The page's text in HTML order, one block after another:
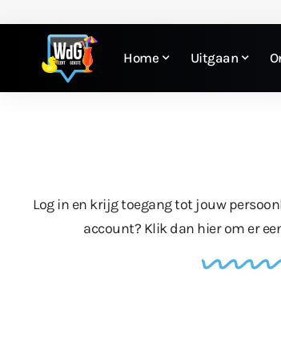
Home Uitgaan
Log in en krijg toegang tot jouw
account? Klik dan hierom er